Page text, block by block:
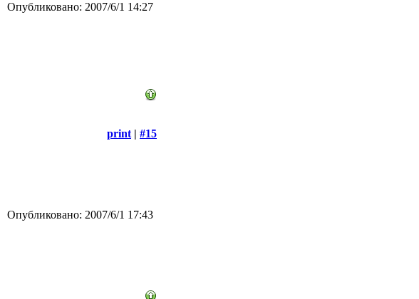
Опубликовано: 2007/6/1 14:27
print | #15
Опубликовано: 2007/6/1 17:43